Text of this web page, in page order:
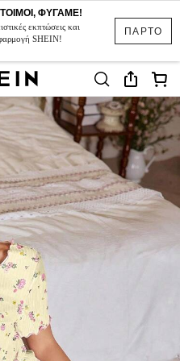
ΠΑΡΤΟ
ΦΥΓΑΜΕ!
εκπτώσεις και
SHEIN!